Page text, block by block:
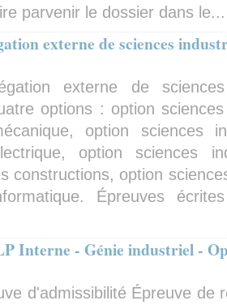
parvenir le dossier dans le...
externe de sciences
externe de
options : option
option sciences
option sciences
constructions, option
Épreuves
Interne - Génie industriel -
d'admissibilité Épreuve de